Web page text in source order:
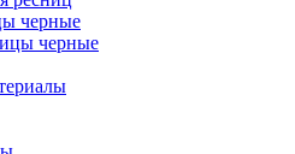
черные
черные